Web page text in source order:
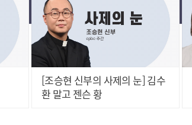
[조승현 신부의 사제의 눈] 김수
환 말고 젠슨 황